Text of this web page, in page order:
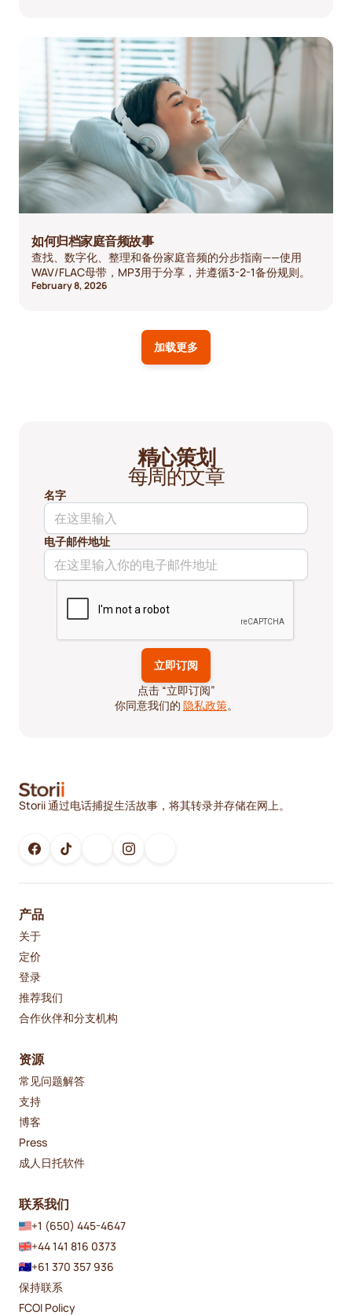
如何归档家庭音频故事
查找、数字化、整理和备份家庭音频的分步指南——使用
WAV/FLAC母带，MP3用于分享，并遵循3-2-1备份规则。
February 8, 2026
加载更多
精心策划
每周的文章
名字
电子邮件地址
点击 “立即订阅”
你同意我们的 隐私政策。
Storii 通过电话捕捉生活故事，将其转录并存储在网上。
产品
关于
定价
登录
推荐我们
合作伙伴和分支机构
资源
常见问题解答
支持
博客
Press
成人日托软件
联系我们
+1 (650) 445-4647
+44 141 816 0373
+61 370 357 936
保持联系
FCOI Policy